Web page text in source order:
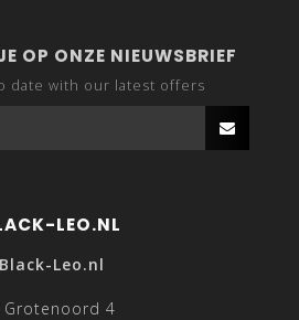
OP ONZE NIEUWSBRIEF
date with our latest offers
LEO.NL
Black-Leo.nl
Grotenoord 4